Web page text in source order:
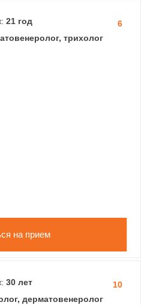
6
21 год
трихолог
на прием
10
30 лет
дерматовенеролог